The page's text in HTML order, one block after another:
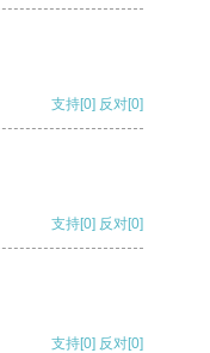
支持[0] 反对[0]
支持[0] 反对[0]
支持[0] 反对[0]